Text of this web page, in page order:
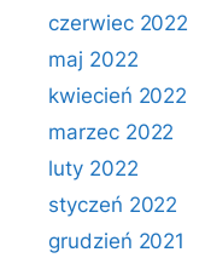
czerwiec 2022
maj 2022
kwiecień 2022
marzec 2022
luty 2022
styczeń 2022
grudzień 2021